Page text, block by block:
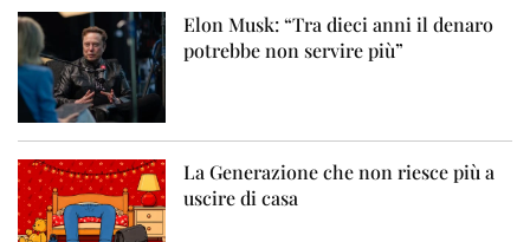
Elon Musk: “Tra dieci anni il denaro
potrebbe non servire più”
La Generazione che non riesce più a
uscire di casa